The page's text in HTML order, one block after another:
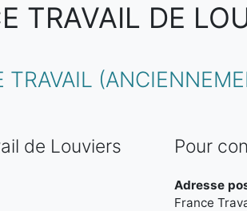
TRAVAIL DE
de Louviers Pour
Adresse
France